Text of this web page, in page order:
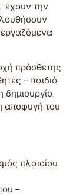
έχουν την
πρόσθετης
– παιδιά
δημιουργία
αποφυγή του
πλαισίου
–